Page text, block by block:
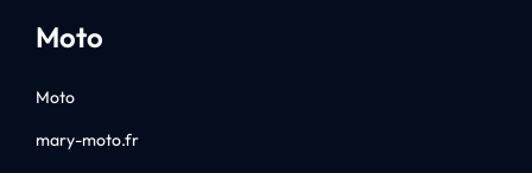
Moto
Moto
mary-moto.fr